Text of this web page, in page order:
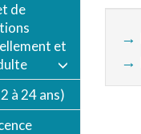
de
et
à 24 ans)
→
→